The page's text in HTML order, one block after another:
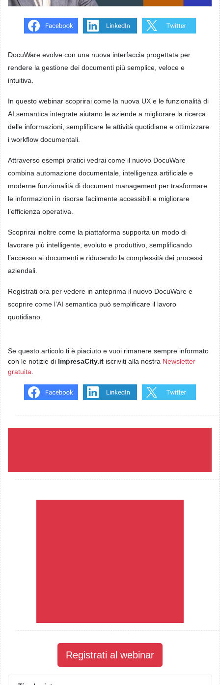
DocuWare evolve con una nuova interfaccia progettata per
rendere la gestione dei documenti più semplice, veloce e
intuitiva.
In questo webinar scoprirai come la nuova UX e le funzionalità di
AI semantica integrate aiutano le aziende a migliorare la ricerca
delle informazioni, semplificare le attività quotidiane e ottimizzare
i workflow documentali.
Attraverso esempi pratici vedrai come il nuovo DocuWare
combina automazione documentale, intelligenza artificiale e
moderne funzionalità di document management per trasformare
le informazioni in risorse facilmente accessibili e migliorare
l’efficienza operativa.
Scoprirai inoltre come la piattaforma supporta un modo di
lavorare più intelligente, evoluto e produttivo, semplificando
l’accesso ai documenti e riducendo la complessità dei processi
aziendali.
Registrati ora per vedere in anteprima il nuovo DocuWare e
scoprire come l’AI semantica può semplificare il lavoro
quotidiano.
Se questo articolo ti è piaciuto e vuoi rimanere sempre informato
con le notizie di ImpresaCity.it iscriviti alla nostra Newsletter
gratuita
Registrati al webinar